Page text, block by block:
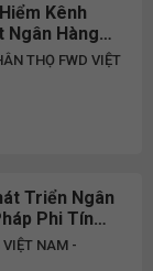
Kênh
Ngân Hàng
THỌ FWD VIỆT
Triển Ngân
Phi Tín
NhânNAM -